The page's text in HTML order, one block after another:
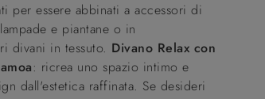
per essere abbinati a accessori di
e piantane o in
divani in tessuto. Divano Relax con
: ricrea uno spazio intimo e
dall'estetica raffinata. Se desideri